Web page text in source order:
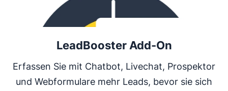
LeadBooster Add-On
Erfassen Sie mit Chatbot, Livechat, Prospektor
und Webformulare mehr Leads, bevor sie sich